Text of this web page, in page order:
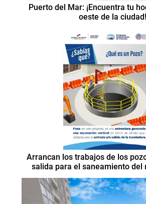
Puerto del Mar: ¡Encuentra tu
oeste de la ciudad!
Arrancan los trabajos de los
salida para el saneamiento del